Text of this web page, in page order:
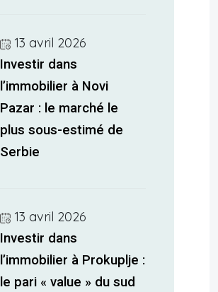
13 avril 2026
Investir dans
l’immobilier à Novi
Pazar : le marché le
plus sous-estimé de
Serbie
13 avril 2026
Investir dans
l’immobilier à Prokuplje :
le pari « value » du sud